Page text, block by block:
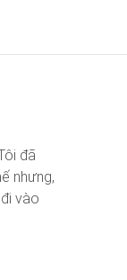
đã
nhưng,
vào